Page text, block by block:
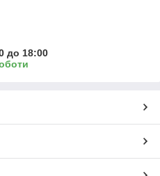
до 18:00